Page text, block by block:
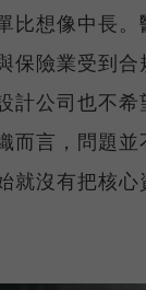
比想像中長
保險業受到
計公司也不希
而言，問題並
就沒有把核